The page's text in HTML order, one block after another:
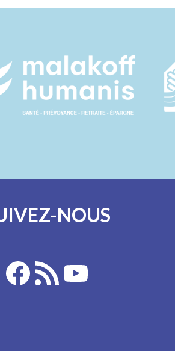
NOUS